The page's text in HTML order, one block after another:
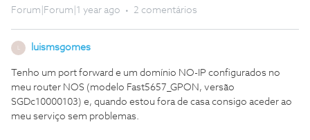
Forum|Forum|1 year ago 2 comentários
luismsgomes
Tenho um port forward e um domínio NO-IP configurados no
meu router NOS (modelo Fast5657_GPON, versão
SGDc10000103) e, quando estou fora de casa consigo aceder ao
meu serviço sem problemas.